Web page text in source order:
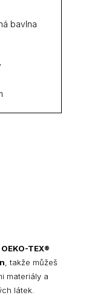
bavlna
OEKO-TEX®
, takže můžeš
materiály a
látek.